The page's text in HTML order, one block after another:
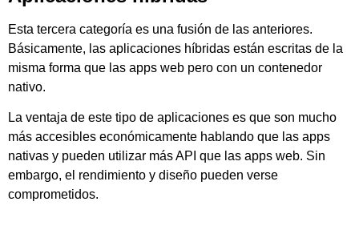
Esta tercera categoría es una fusión de las anteriores.
Básicamente, las aplicaciones híbridas están escritas de la
misma forma que las apps web pero con un contenedor
nativo.
La ventaja de este tipo de aplicaciones es que son mucho
más accesibles económicamente hablando que las apps
nativas y pueden utilizar más API que las apps web. Sin
embargo, el rendimiento y diseño pueden verse
comprometidos.